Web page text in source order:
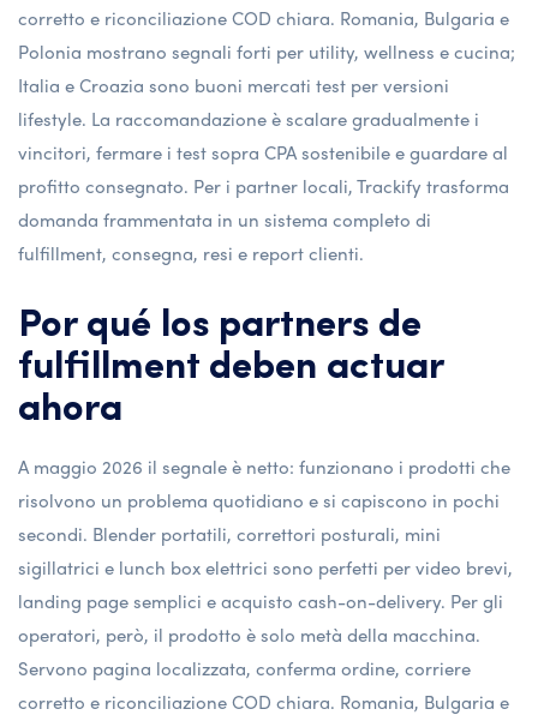
corretto e riconciliazione COD chiara. Romania, Bulgaria e
Polonia mostrano segnali forti per utility, wellness e cucina;
Italia e Croazia sono buoni mercati test per versioni
lifestyle. La raccomandazione è scalare gradualmente i
vincitori, fermare i test sopra CPA sostenibile e guardare al
profitto consegnato. Per i partner locali, Trackify trasforma
domanda frammentata in un sistema completo di
fulfillment, consegna, resi e report clienti.
Por qué los partners de
fulfillment deben actuar
ahora
A maggio 2026 il segnale è netto: funzionano i prodotti che
risolvono un problema quotidiano e si capiscono in pochi
secondi. Blender portatili, correttori posturali, mini
sigillatrici e lunch box elettrici sono perfetti per video brevi,
landing page semplici e acquisto cash-on-delivery. Per gli
operatori, però, il prodotto è solo metà della macchina.
Servono pagina localizzata, conferma ordine, corriere
corretto e riconciliazione COD chiara. Romania, Bulgaria e